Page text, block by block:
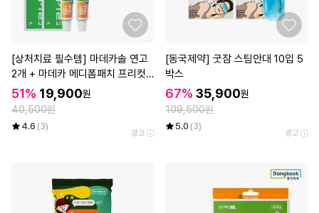
[상처치료 필수템] 마데카솔 연고
2개 + 마데카 메디폼패치 프리컷
2매*3개
51% 19,900원
40,500원
4.6 (3)
광고
[동국제약] 굿잠 스팀안대 10입 5
박스
67% 35,900원
109,500원
5.0 (3)
광고